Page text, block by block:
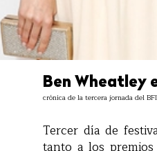
Ben Wheatley
crónica de la tercera jornada del
Tercer día de